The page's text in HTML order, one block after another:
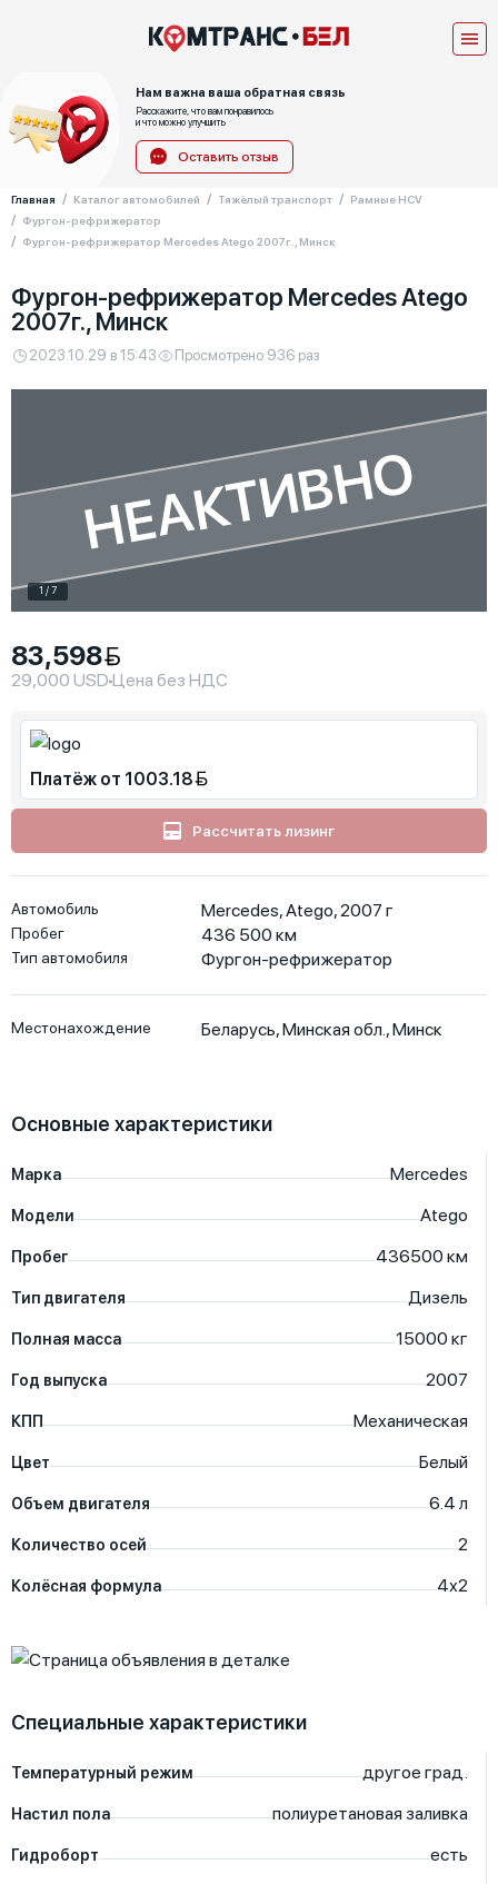
Нам важна ваша обратная связь
Расскажите, что вам понравилось
и что можно улучшить
Оставить отзыв
Главная Каталог автомобилей Тяжёлый транспорт
Рамные HCV
Фургон-рефрижератор
Фургон-рефрижератор Mercedes Atego 2007г., Минск
Фургон-рефрижератор Mercedes Atego
2007г., Минск
2023.10.29 в 15:43 Просмотрено 936 раз
НЕАКТИВНО
1 / 7
83,598
29,000 USD Цена без НДС
Платёж от 1003.18
Рассчитать лизинг
Автомобиль Mercedes, Atego, 2007 г
Пробег 436 500км
Тип автомобиля Фургон-рефрижератор
Местонахождение Беларусь,Минская обл.,Минск
Основные характеристики
Марка Mercedes
Модели Atego
Пробег 436500 км
Тип двигателя Дизель
Полная масса 15000 кг
Год выпуска 2007
КПП Механическая
Цвет Белый
Объем двигателя 6.4 л
Количество осей 2
Колёсная формула 4х2
Специальные характеристики
Температурный режим другое град.
Настил пола полиуретановая заливка
Гидроборт есть